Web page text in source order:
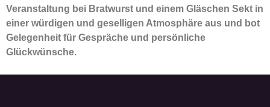
Veranstaltung bei Bratwurst und einem Gläschen Sekt in
einer würdigen und geselligen Atmosphäre aus und bot
Gelegenheit für Gespräche und persönliche
Glückwünsche.